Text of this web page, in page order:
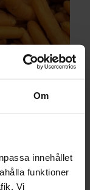
Om
innehållet
funktioner
Vi